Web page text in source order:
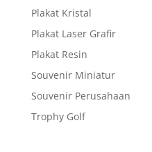
Plakat Kristal
Plakat Laser Grafir
Plakat Resin
Souvenir Miniatur
Souvenir Perusahaan
Trophy Golf